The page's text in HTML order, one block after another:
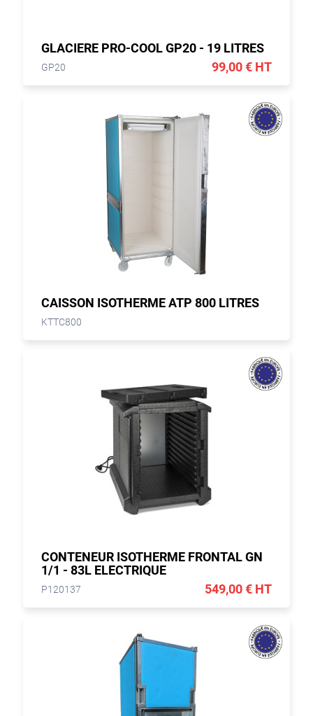
GLACIERE PRO-COOL GP20 - 19 LITRES
GP20 99,00 € HT
CAISSON ISOTHERME ATP 800 LITRES
KTTC800
CONTENEUR ISOTHERME FRONTAL GN
1/1 - 83L ELECTRIQUE
P120137 549,00 € HT